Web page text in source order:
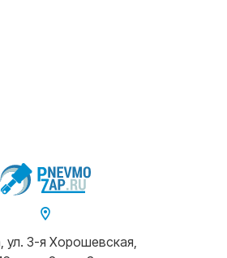
ул. 3-я Хорошевская,